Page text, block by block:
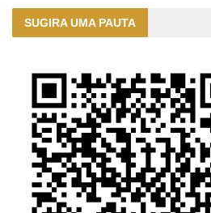
SUGIRA UMA PAUTA